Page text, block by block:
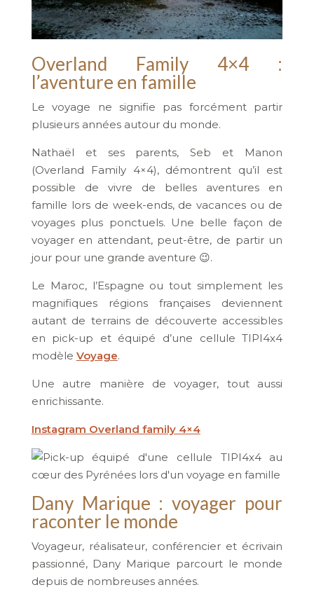
Overland Family 4×4 :
l’aventure en famille
Le voyage ne signifie pas forcément partir
plusieurs années autour du monde.
Nathaël et ses parents, Seb et Manon
(Overland Family 4×4), démontrent qu’il est
possible de vivre de belles aventures en
famille lors de week-ends, de vacances ou de
voyages plus ponctuels. Une belle façon de
voyager en attendant, peut-être, de partir un
jour pour une grande aventure 😉.
Le Maroc, l’Espagne ou tout simplement les
magnifiques régions françaises deviennent
autant de terrains de découverte accessibles
en pick-up et équipé d’une cellule TIPI4x4
modèle Voyage.
Une autre manière de voyager, tout aussi
enrichissante.
Instagram Overland family 4×4
Dany Marique : voyager pour
raconter le monde
Voyageur, réalisateur, conférencier et écrivain
passionné, Dany Marique parcourt le monde
depuis de nombreuses années.